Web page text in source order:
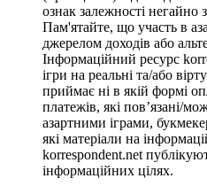
ознак залежності негайно
Пам'ятайте, що участь в
джерелом доходів або
Інформаційний ресурс
ігри на реальні та/або
приймає ні в якій формі
платежів, які пов’язані/
азартними іграми,
які матеріали на
korrespondent.net
інформаційних цілях.